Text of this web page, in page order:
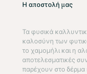
Η αποστολή μας
Τα φυσικά
καλοσύνη των
το χαμομήλι και η
αποτελεσματικές
παρέχουν στο δέρμα